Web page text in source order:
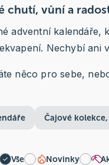
chutí, vůní a
adventní
Nechybí ani
něco pro sebe,
Čajové
Vše Novinky